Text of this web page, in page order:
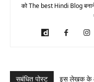
को The best Hindi Blog
सबंधित पोस्ट इस लेखक के